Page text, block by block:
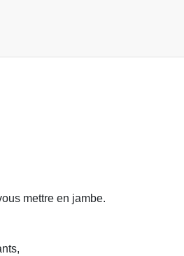
mettre en jambe.